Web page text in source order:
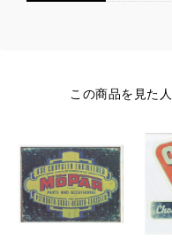
この商品を見た